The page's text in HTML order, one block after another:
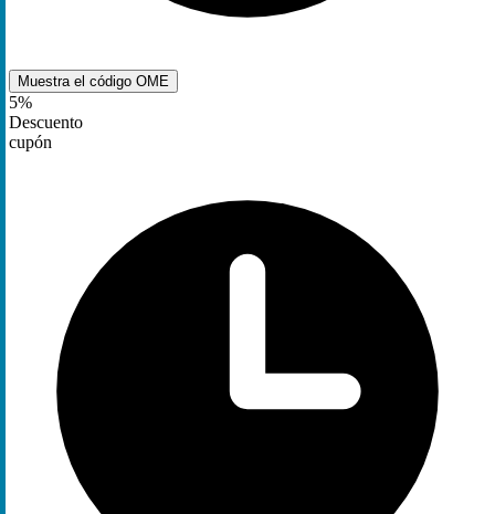
Muestra el código OME
5%
Descuento
cupón